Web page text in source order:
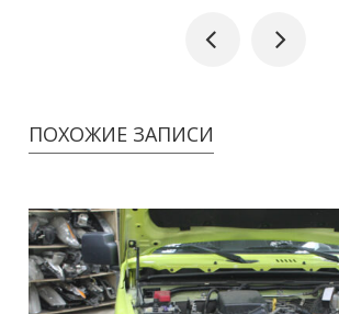
ПОХОЖИЕ ЗАПИСИ